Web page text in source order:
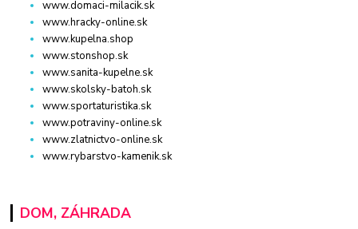
www.domaci-milacik.sk
www.hracky-online.sk
www.kupelna.shop
www.stonshop.sk
www.sanita-kupelne.sk
www.skolsky-batoh.sk
www.sportaturistika.sk
www.potraviny-online.sk
www.zlatnictvo-online.sk
www.rybarstvo-kamenik.sk
DOM, ZÁHRADA